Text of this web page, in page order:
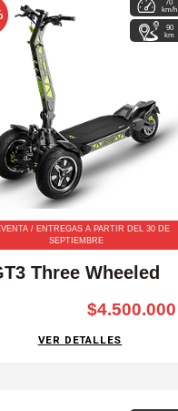
km/h
90
km
/ ENTREGAS A PARTIR DEL 30 DE
SEPTIEMBRE
Three Wheeled
$4.500.000
VER DETALLES